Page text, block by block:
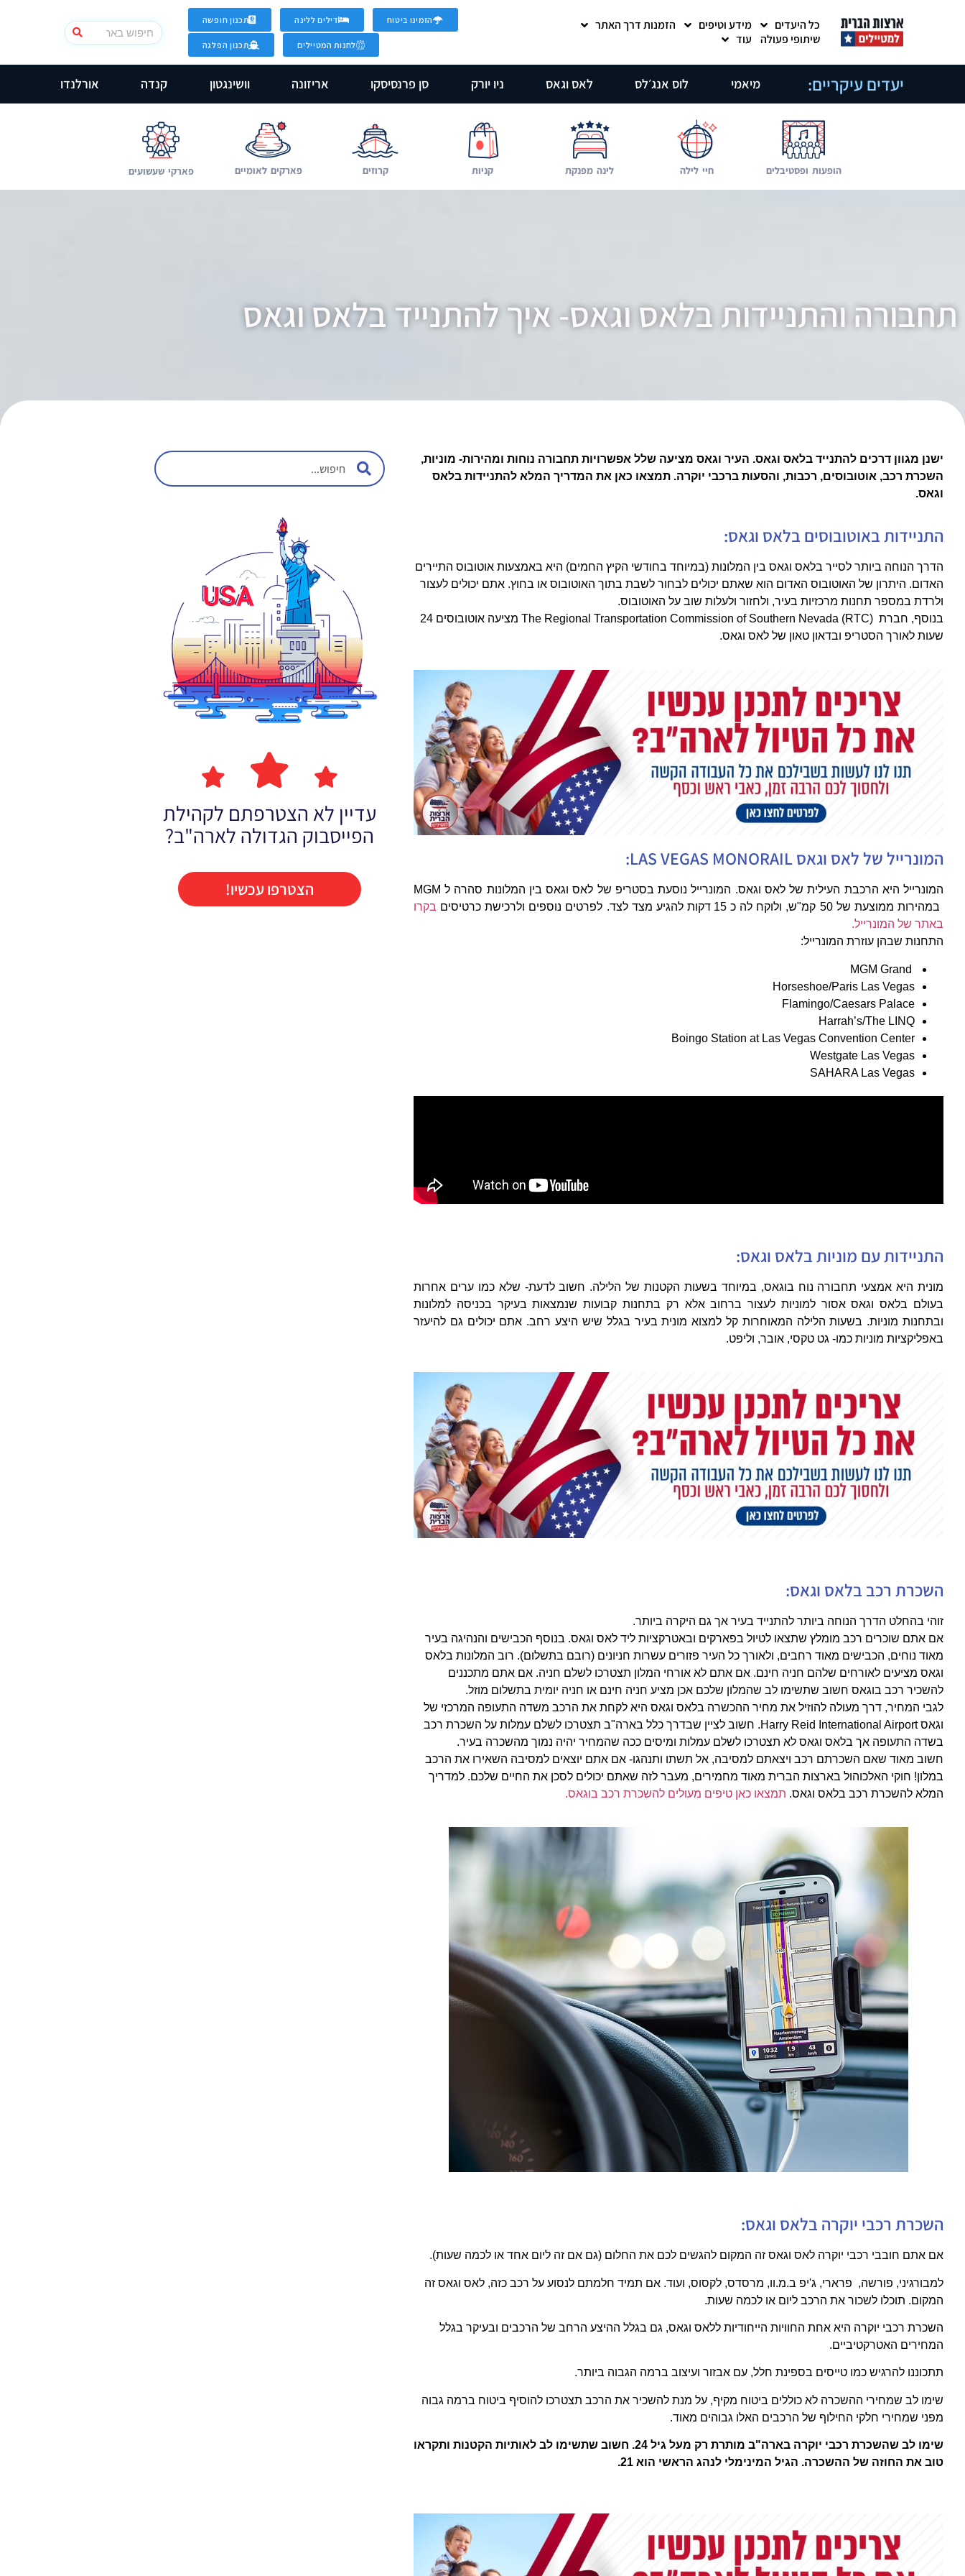
כל היעדים מידע וטיפים
הזמנות דרך האתר
שיתופי פעולה
עוד
הזמינו ביטוח דילים ללינה תכנון חופשה
לחנות המטיילים תכנון הפלגה
יעדים עיקריים: מיאמי לוס אנג׳לס לאס וגאס ניו יורק סן פרנסיסקו אריזונה וושינגטון קנדה אורלנדו
הופעות ופסטיבלים חיי לילה לינה מפנקת קניות קרוזים פארקים לאומיים פארקי שעשועים
תחבורה והתניידות בלאס וגאס- איך להתנייד בלאס וגאס
ישנן מגוון דרכים להתנייד בלאס וגאס. העיר וגאס מציעה שלל אפשרויות תחבורה נוחות ומהירות- מוניות,
השכרת רכב, אוטובוסים, רכבות, והסעות ברכבי יוקרה. תמצאו כאן את המדריך המלא להתניידות בלאס
וגאס.
התניידות באוטובוסים בלאס וגאס:
הדרך הנוחה ביותר לסייר בלאס וגאס בין המלונות (במיוחד בחודשי הקיץ החמים) היא באמצעות אוטובוס התיירים
האדום. היתרון של האוטובוס האדום הוא שאתם יכולים לבחור לשבת בתוך האוטובוס או בחוץ. אתם יכולים לעצור
ולרדת במספר תחנות מרכזיות בעיר, ולחזור ולעלות שוב על האוטובוס.
בנוסף, חברת The Regional Transportation Commission of Southern Nevada (RTC) מציעה אוטובוסים 24
שעות לאורך הסטריפ ובדאון טאון של לאס וגאס.
המונרייל של לאס וגאס LAS VEGAS MONORAIL:
המונרייל היא הרכבת העילית של לאס וגאס. המונרייל נוסעת בסטריפ של לאס וגאס בין המלונות סהרה ל MGM
במהירות ממוצעת של 50 קמ"ש, ולוקח לה כ 15 דקות להגיע מצד לצד. לפרטים נוספים ולרכישת כרטיסים
בקרו
באתר של המונרייל.
התחנות שבהן עוזרת המונרייל:
Horseshoe/Paris Las Vegas
Flamingo/Caesars Palace
Harrah’s/The LINQ
Boingo Station at Las Vegas Convention Center
Westgate Las Vegas
SAHARA Las Vegas
התניידות עם מוניות בלאס וגאס:
מונית היא אמצעי תחבורה נוח בוגאס, במיוחד בשעות הקטנות של הלילה. חשוב לדעת- שלא כמו ערים אחרות
בעולם בלאס וגאס אסור למוניות לעצור ברחוב אלא רק בתחנות קבועות שנמצאות בעיקר בכניסה למלונות
ובתחנות מוניות. בשעות הלילה המאוחרות קל למצוא מונית בעיר בגלל שיש היצע רחב. אתם יכולים גם להיעזר
באפליקציות מוניות כמו- גט טקסי, אובר, וליפט.
השכרת רכב בלאס וגאס:
זוהי בהחלט הדרך הנוחה ביותר להתנייד בעיר אך גם היקרה ביותר.
אם אתם שוכרים רכב מומלץ שתצאו לטיול בפארקים ובאטרקציות ליד לאס וגאס. בנוסף הכבישים והנהיגה בעיר
מאוד נוחים, הכבישים מאוד רחבים, ולאורך כל העיר פזורים עשרות חניונים (רובם בתשלום). רוב המלונות בלאס
וגאס מציעים לאורחים שלהם חניה חינם. אם אתם לא אורחי המלון תצטרכו לשלם חניה. אם אתם מתכננים
להשכיר רכב בוגאס חשוב שתשימו לב שהמלון שלכם אכן מציע חניה חינם או חניה יומית בתשלום מוזל.
לגבי המחיר, דרך מעולה להוזיל את מחיר ההכשרה בלאס וגאס היא לקחת את הרכב משדה התעופה המרכזי של
וגאס Harry Reid International Airport. חשוב לציין שבדרך כלל בארה"ב תצטרכו לשלם עמלות על השכרת רכב
בשדה התעופה אך בלאס וגאס לא תצטרכו לשלם עמלות ומיסים ככה שהמחיר יהיה נמוך מהשכרה בעיר.
חשוב מאוד שאם השכרתם רכב ויצאתם למסיבה, אל תשתו ותנהגו- אם אתם יוצאים למסיבה השאירו את הרכב
במלון! חוקי האלכוהול בארצות הברית מאוד מחמירים, מעבר לזה שאתם יכולים לסכן את החיים שלכם. למדריך
המלא להשכרת רכב בלאס וגאס. תמצאו כאן טיפים מעולים להשכרת רכב בוגאס.
השכרת רכבי יוקרה בלאס וגאס:
אם אתם חובבי רכבי יוקרה לאס וגאס זה המקום להגשים לכם את החלום (גם אם זה ליום אחד או לכמה שעות).
למבורגיני, פורשה, פרארי, ג'יפ ב.מ.וו, מרסדס, לקסוס, ועוד. אם תמיד חלמתם לנסוע על רכב כזה, לאס וגאס זה
המקום. תוכלו לשכור את הרכב ליום או לכמה שעות.
השכרת רכבי יוקרה היא אחת החוויות הייחודיות ללאס וגאס, גם בגלל ההיצע הרחב של הרכבים ובעיקר בגלל
המחירים האטרקטיביים.
תתכוננו להרגיש כמו טייסים בספינת חלל, עם אבזור ועיצוב ברמה הגבוה ביותר.
שימו לב שמחירי ההשכרה לא כוללים ביטוח מקיף, על מנת להשכיר את הרכב תצטרכו להוסיף ביטוח ברמה גבוה
מפני שמחירי חלקי החילוף של הרכבים האלו גבוהים מאוד.
שימו לב שהשכרת רכבי יוקרה בארה"ב מותרת רק מעל גיל 24. חשוב שתשימו לב לאותיות הקטנות ותקראו
טוב את החוזה של ההשכרה. הגיל המינימלי לנהג הראשי הוא 21.
עדיין לא הצטרפתם לקהילת
הפייסבוק הגדולה לארה"ב?
הצטרפו עכשיו!